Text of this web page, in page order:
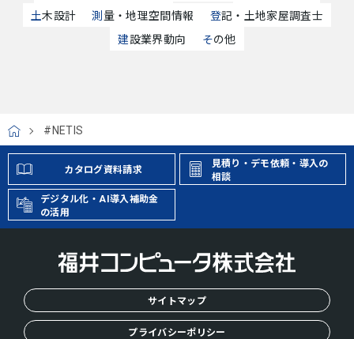
土木設計
測量・地理空間情報
登記・土地家屋調査士
建設業界動向
その他
H
M
E
#NETIS
カタログ資料請求
見積り・デモ依頼・導入の
相談
デジタル化・AI導入補助金
の活用
サイトマップ
プライバシーポリシー